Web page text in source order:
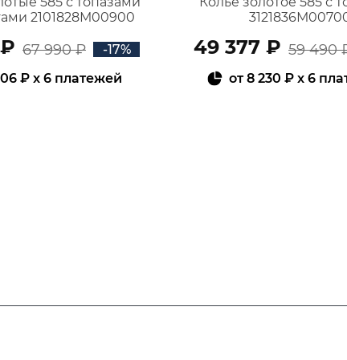
2101828М00900
67 990 ₽
-17%
₽ x 6 платежей
49 377 ₽ 59 490
от8 230 ₽x 6